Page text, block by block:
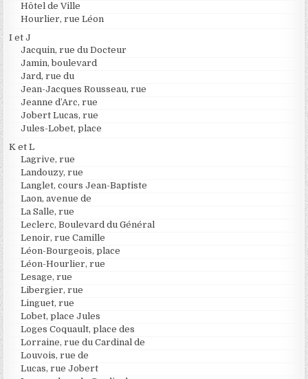
Hôtel de Ville
Hourlier, rue Léon
I et J
Jacquin, rue du Docteur
Jamin, boulevard
Jard, rue du
Jean-Jacques Rousseau, rue
Jeanne d’Arc, rue
Jobert Lucas, rue
Jules-Lobet, place
K et L
Lagrive, rue
Landouzy, rue
Langlet, cours Jean-Baptiste
Laon, avenue de
La Salle, rue
Leclerc, Boulevard du Général
Lenoir, rue Camille
Léon-Bourgeois, place
Léon-Hourlier, rue
Lesage, rue
Libergier, rue
Linguet, rue
Lobet, place Jules
Loges Coquault, place des
Lorraine, rue du Cardinal de
Louvois, rue de
Lucas, rue Jobert